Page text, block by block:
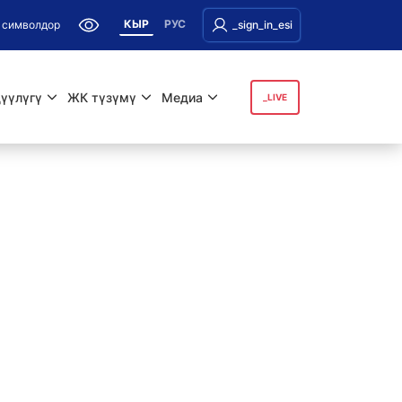
КЫР РУС _sign_in_esi
ЖК түзүмү Медиа _LIVE